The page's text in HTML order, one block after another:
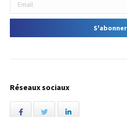
Réseaux sociaux